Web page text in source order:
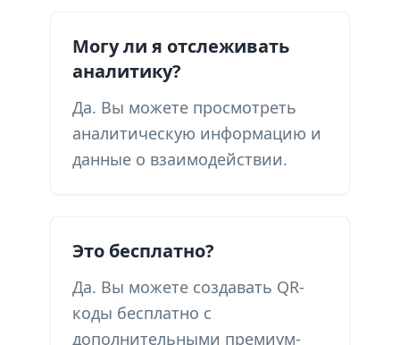
Могу ли я отслеживать
аналитику?
Да. Вы можете просмотреть
аналитическую информацию и
данные о взаимодействии.
Это бесплатно?
Да. Вы можете создавать QR-
коды бесплатно с
дополнительными премиум-